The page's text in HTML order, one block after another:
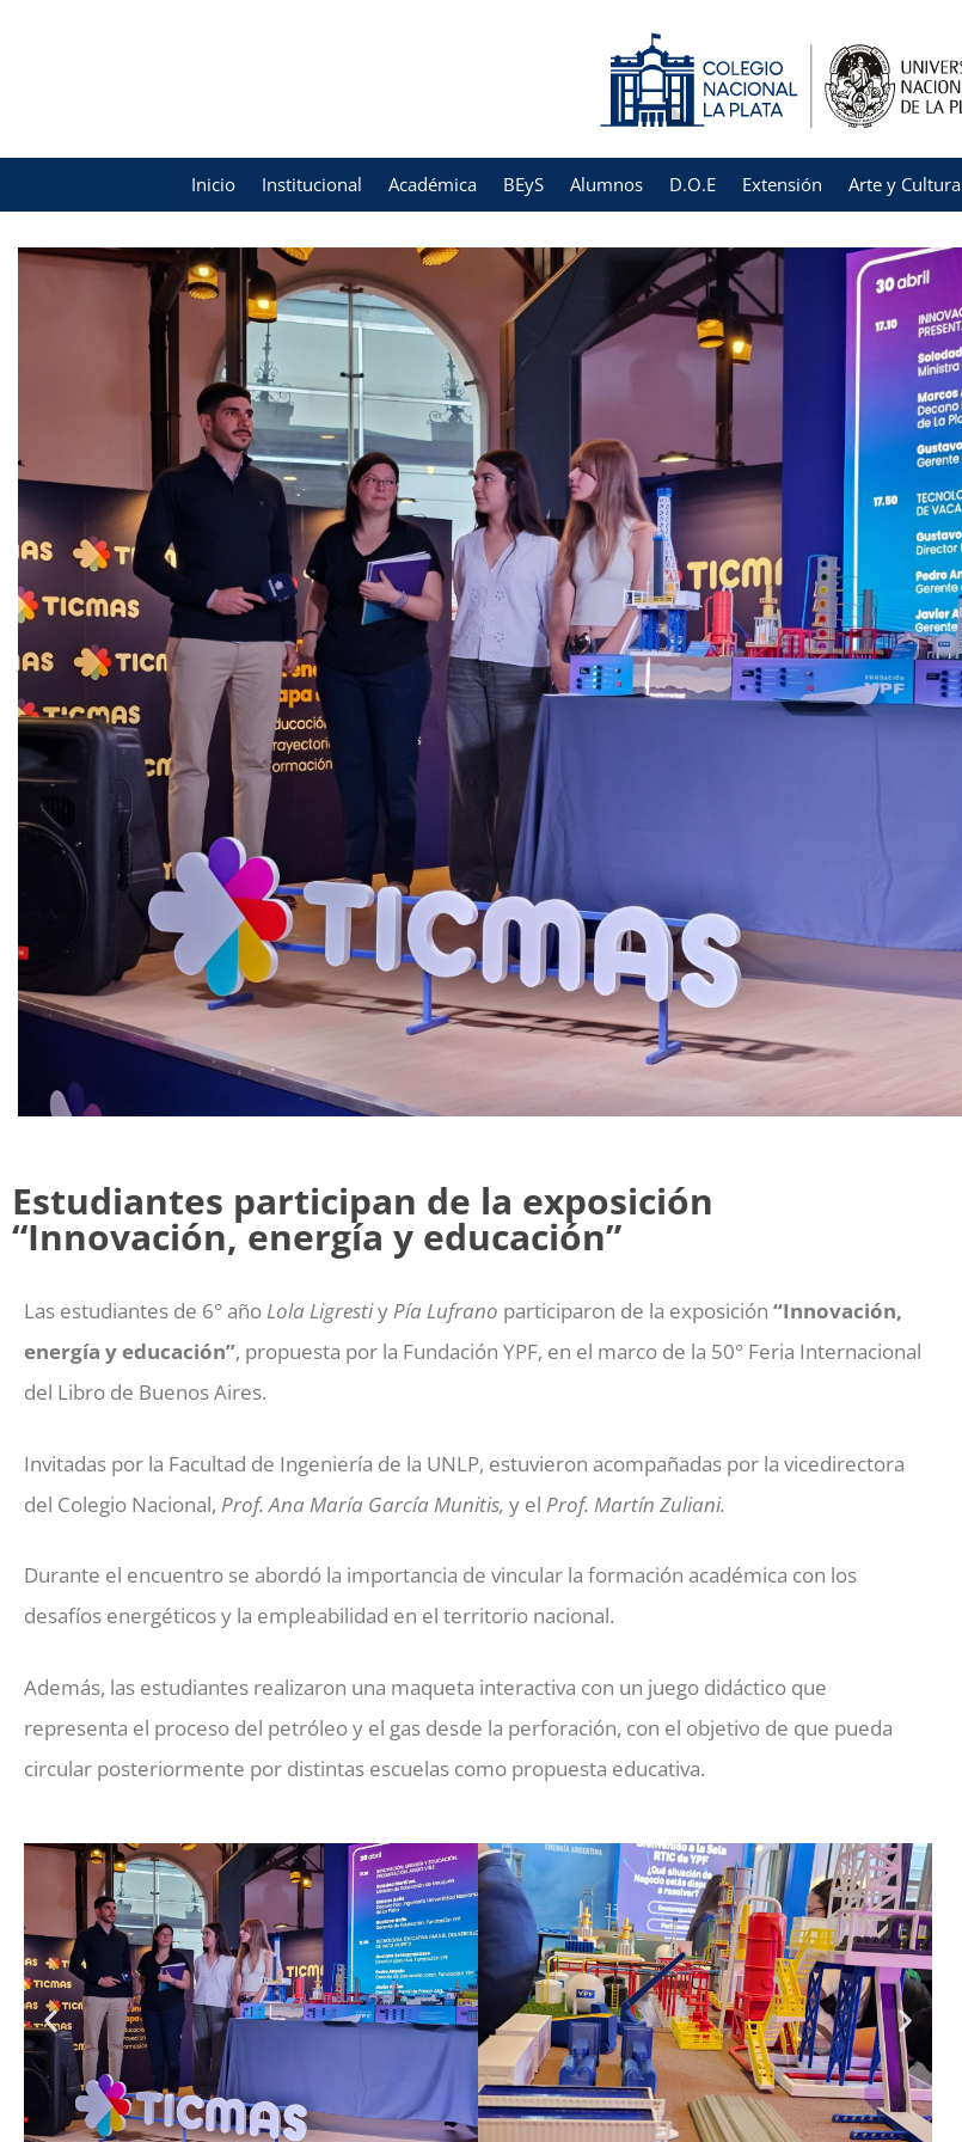
Inicio Institucional Académica BEyS Alumnos D.O.E Extensión Arte y Cultura
Estudiantes participan de la exposición
“Innovación, energía y educación”
Las estudiantes de 6° añoLola LigrestiyPía Lufrano participaron de la exposición “Innovación,
energía y educación”, propuesta por la Fundación YPF, en el marco de la 50° Feria Internacional
del Libro de Buenos Aires.
Invitadas por la Facultad de Ingeniería de la UNLP, estuvieron acompañadas por la vicedirectora
del Colegio Nacional, Prof. Ana María García Munitis, y el Prof. Martín Zuliani.
Durante el encuentro se abordó la importancia de vincular la formación académica con los
desafíos energéticos y la empleabilidad en el territorio nacional.
Además, las estudiantes realizaron una maqueta interactiva con un juego didáctico que
representa el proceso del petróleo y el gas desde la perforación, con el objetivo de que pueda
circular posteriormente por distintas escuelas como propuesta educativa.